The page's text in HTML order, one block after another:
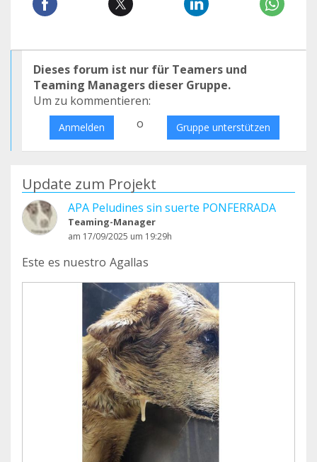
Dieses forum ist nur für Teamers und
Teaming Managers dieser Gruppe.
Um zu kommentieren:
Anmelden o Gruppe unterstützen
Update zum Projekt
APA Peludines sin suerte PONFERRADA
Teaming-Manager
am 17/09/2025 um 19:29h
Este es nuestro Agallas